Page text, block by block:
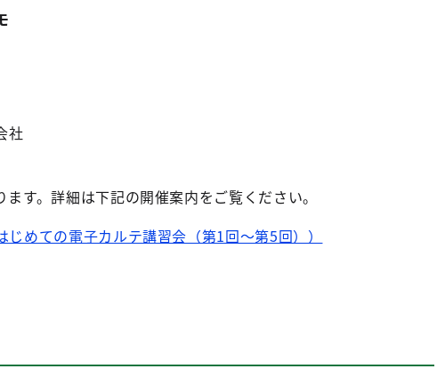
社
す。詳細は下記の開催案内をご覧ください。
めての電子カルテ講習会（第1回～第5回））